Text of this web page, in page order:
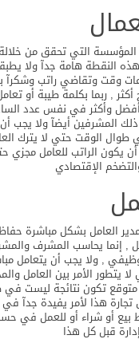
التي تحقق من
النقطة هامة جدآ ولا
وقت وتقاضي راتب وشكرآ
أكثر , ربما بكلمة طيبة أو
وأكثر في نفس عدد
المشرفين أيضآ ولا يجب
الوقت حتي لا يترك
يكون الراتب للعامل
الإقتصادي
العامل بشكل مباشرة
, إنما يحاسب المشرف
, ولا يجب أن يتعامل
الأمر بين العامل
متوقع تكون نتائجة ليست
تجارة هذا لأمر يفيدة جدآ
أو شراء أو للعمل في
قبل كل هذا